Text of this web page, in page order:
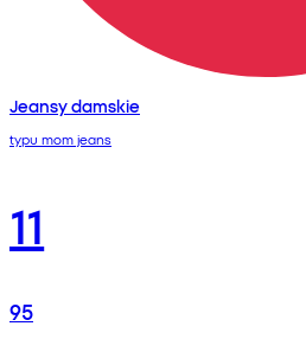
Jeansy damskie
typu mom jeans
11
95